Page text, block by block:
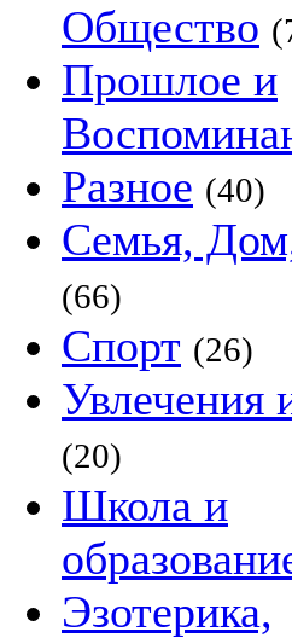
Общество
Прошлое и
Разное (40)
Семья,
(66)
Спорт (26)
Увлечения
(20)
Школа и
Эзотерика,